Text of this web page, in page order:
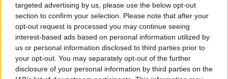
targeted advertising by us, please use the below opt-out
section to confirm your selection. Please note that after your
opt-out request is processed you may continue seeing
interest-based ads based on personal information utilized by
us or personal information disclosed to third parties prior to
your opt-out. You may separately opt-out of the further
disclosure of your personal information by third parties on the